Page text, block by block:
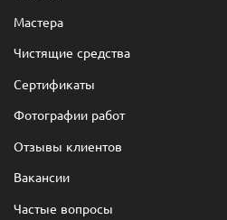
Мастера
Чистящие средства
Сертификаты
Фотографии работ
Отзывы клиентов
Вакансии
Частые вопросы